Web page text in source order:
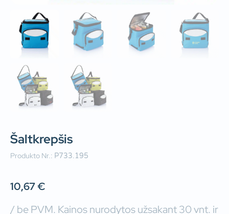
Šaltkrepšis
Produkto Nr.: P733.195
10,67€
/ be PVM. Kainos nurodytos užsakant 30 vnt. ir